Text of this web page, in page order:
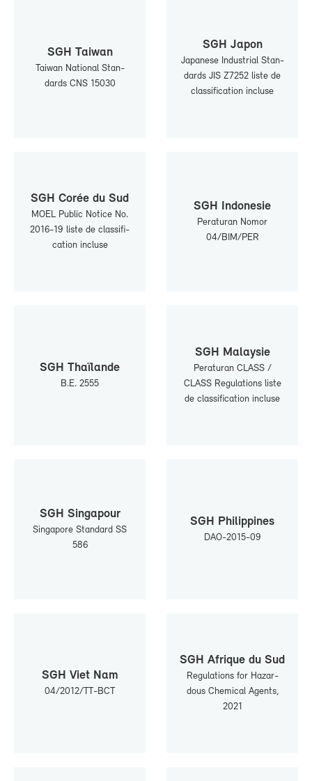
SGH Tai­wan
Tai­wan Na­tio­nal Stan­
dards CNS 15030
SGH Ja­pon
Ja­pa­nese In­dus­trial Stan­
dards JIS Z7252 liste de
clas­si­fi­ca­tion in­cluse
SGH Co­rée du Sud
MOEL Pu­blic No­tice No.
2016-19 liste de clas­si­fi­
ca­tion in­cluse
SGH In­do­ne­sie
Per­atu­ran No­mor
04/BIM/PER
SGH Thaï­lande
B.E. 2555
SGH Ma­lay­sie
Per­atu­ran CLASS /
CLASS Re­gu­la­tions liste
de clas­si­fi­ca­tion in­cluse
SGH Sin­ga­pour
Sin­ga­pore Stan­dard SS
586
SGH Phi­lip­pines
DAO-​2015-09
SGH Viet Nam
04/2012/TT-​BCT
SGH Afrique du Sud
Re­gu­la­tions for Ha­zar­
dous Che­mi­cal Agents,
2021